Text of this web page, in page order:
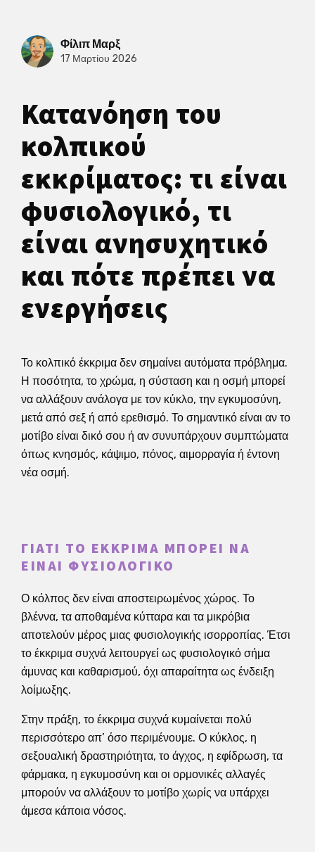
Φίλιπ Μαρξ
17 Μαρτίου 2026
Κατανόηση του
κολπικού
εκκρίματος: τι είναι
φυσιολογικό, τι
είναι ανησυχητικό
και πότε πρέπει να
ενεργήσεις
Το κολπικό έκκριμα δεν σημαίνει αυτόματα πρόβλημα.
Η ποσότητα, το χρώμα, η σύσταση και η οσμή μπορεί
να αλλάξουν ανάλογα με τον κύκλο, την εγκυμοσύνη,
μετά από σεξ ή από ερεθισμό. Το σημαντικό είναι αν το
μοτίβο είναι δικό σου ή αν συνυπάρχουν συμπτώματα
όπως κνησμός, κάψιμο, πόνος, αιμορραγία ή έντονη
νέα οσμή.
ΓΙΑΤΊ ΤΟ ΈΚΚΡΙΜΑ ΜΠΟΡΕΊ ΝΑ
ΕΊΝΑΙ ΦΥΣΙΟΛΟΓΙΚΌ
Ο κόλπος δεν είναι αποστειρωμένος χώρος. Το
βλέννα, τα αποθαμένα κύτταρα και τα μικρόβια
αποτελούν μέρος μιας φυσιολογικής ισορροπίας. Έτσι
το έκκριμα συχνά λειτουργεί ως φυσιολογικό σήμα
άμυνας και καθαρισμού, όχι απαραίτητα ως ένδειξη
λοίμωξης.
Στην πράξη, το έκκριμα συχνά κυμαίνεται πολύ
περισσότερο απ’ όσο περιμένουμε. Ο κύκλος, η
σεξουαλική δραστηριότητα, το άγχος, η εφίδρωση, τα
φάρμακα, η εγκυμοσύνη και οι ορμονικές αλλαγές
μπορούν να αλλάξουν το μοτίβο χωρίς να υπάρχει
άμεσα κάποια νόσος.